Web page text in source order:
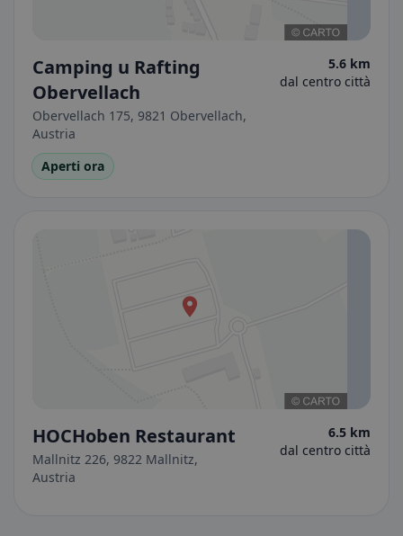
Camping u Rafting
Obervellach
Obervellach 175, 9821 Obervellach,
Austria
5.6 km
dal centro città
Aperti ora
HOCHoben Restaurant
Mallnitz 226, 9822 Mallnitz,
Austria
6.5 km
dal centro città